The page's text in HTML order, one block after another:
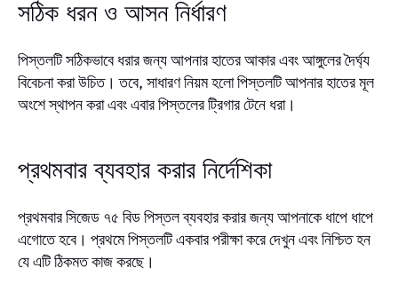
সঠিক ধরন ও আসন নির্ধারণ
পিস্তলটি সঠিকভাবে ধরার জন্য আপনার হাতের আকার এবং আঙ্গুলের দৈর্ঘ্য
বিবেচনা করা উচিত। তবে, সাধারণ নিয়ম হলো পিস্তলটি আপনার হাতের মূল
অংশে স্থাপন করা এবং এবার পিস্তলের ট্রিগার টেনে ধরা।
প্রথমবার ব্যবহার করার নির্দেশিকা
প্রথমবার সিজেড ৭৫ বিড পিস্তল ব্যবহার করার জন্য আপনাকে ধাপে ধাপে
এগোতে হবে। প্রথমে পিস্তলটি একবার পরীক্ষা করে দেখুন এবং নিশ্চিত হন
যে এটি ঠিকমত কাজ করছে।